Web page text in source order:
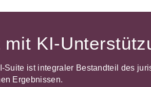
mit KI-
Suite ist integraler Bestandteil des
Ergebnissen.